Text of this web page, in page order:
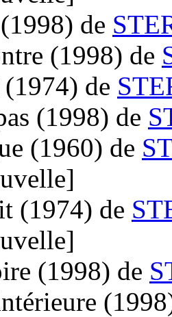
(1998) de
(1998) de
(1974) de
(1998) de
(1960) de
(1974) de
(1998) de